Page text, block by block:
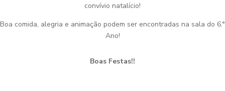
convívio natalício!
Boa comida, alegria e animação podem ser encontradas na sala do 6.°
Ano!
Boas Festas!!